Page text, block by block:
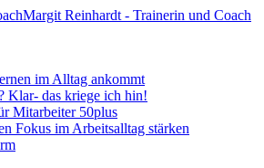
Margit Reinhardt - Trainerin und Coach
im Alltag ankommt
Klar- das kriege ich hin!
Mitarbeiter 50plus
Fokus im Arbeitsalltag stärken